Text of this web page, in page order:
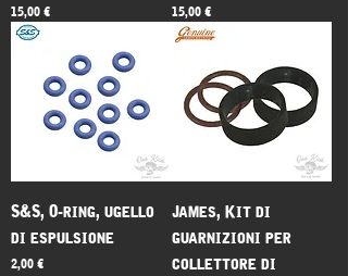
Prezzo
15,00 € Prezzo
15,00 €
S&S, O-ring, ugello
di espulsione
Prezzo
2,00 €
James, Kit di
guarnizioni per
collettore di